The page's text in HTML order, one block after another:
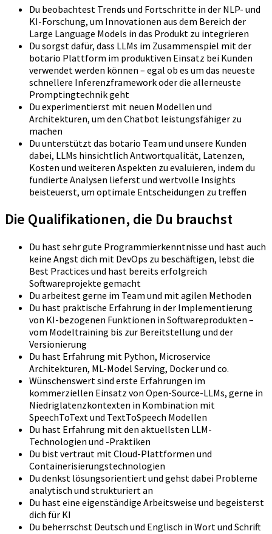
Du beobachtest Trends und Fortschritte in der NLP- und
KI-Forschung, um Innovationen aus dem Bereich der
Large Language Models in das Produkt zu integrieren
Du sorgst dafür, dass LLMs im Zusammenspiel mit der
botario Plattform im produktiven Einsatz bei Kunden
verwendet werden können – egal ob es um das neueste
schnellere Inferenzframework oder die allerneuste
Promptingtechnik geht
Du experimentierst mit neuen Modellen und
Architekturen, um den Chatbot leistungsfähiger zu
machen
Du unterstützt das botario Team und unsere Kunden
dabei, LLMs hinsichtlich Antwortqualität, Latenzen,
Kosten und weiteren Aspekten zu evaluieren, indem du
fundierte Analysen lieferst und wertvolle Insights
beisteuerst, um optimale Entscheidungen zu treffen
Die Qualifikationen, die Du brauchst
Du hast sehr gute Programmierkenntnisse und hast auch
keine Angst dich mit DevOps zu beschäftigen, lebst die
Best Practices und hast bereits erfolgreich
Softwareprojekte gemacht
Du arbeitest gerne im Team und mit agilen Methoden
Du hast praktische Erfahrung in der Implementierung
von KI-bezogenen Funktionen in Softwareprodukten –
vom Modeltraining bis zur Bereitstellung und der
Versionierung
Du hast Erfahrung mit Python, Microservice
Architekturen, ML-Model Serving, Docker und co.
Wünschenswert sind erste Erfahrungen im
kommerziellen Einsatz von Open-Source-LLMs, gerne in
Niedriglatenzkontexten in Kombination mit
SpeechToText und TextToSpeech Modellen
Du hast Erfahrung mit den aktuellsten LLM-
Technologien und -Praktiken
Du bist vertraut mit Cloud-Plattformen und
Containerisierungstechnologien
Du denkst lösungsorientiert und gehst dabei Probleme
analytisch und strukturiert an
Du hast eine eigenständige Arbeitsweise und begeisterst
dich für KI
Du beherrschst Deutsch und Englisch in Wort und Schrift